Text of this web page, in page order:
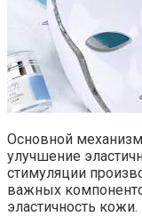
Основной
улучшение
стимуляции
важных
эластичность кожи.